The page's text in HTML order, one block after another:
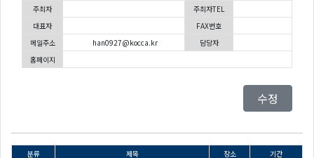
주최자
주최자TEL
대표자
FAX번호
메일주소
han0927@kocca.kr
담당자
홈페이지
수정
분류 제목 장소 기간